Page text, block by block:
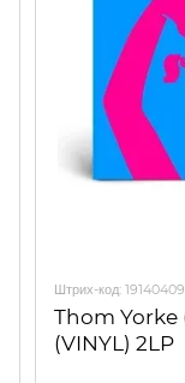
Штрих-код:
Thom Yorke
(VINYL) 2LP